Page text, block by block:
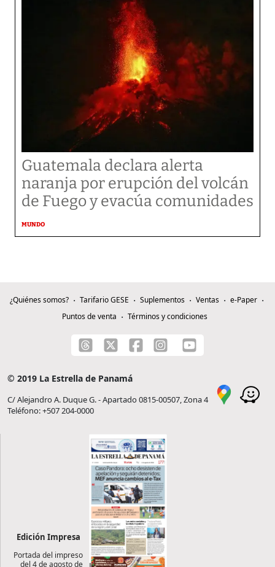
Guatemala declara alerta
naranja por erupción del volcán
de Fuego y evacúa comunidades
MUNDO
¿Quiénes somos? Tarifario GESE Suplementos Ventas
e-Paper
Puntos de venta
Términos y condiciones
© 2019 La Estrella de Panamá
C/ Alejandro A. Duque G. - Apartado 0815-00507, Zona 4
Teléfono: +507 204-0000
Edición Impresa
Portada del impreso
del 4 de agosto de